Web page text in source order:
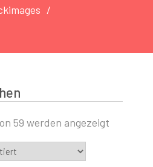
59 werden angezeigt